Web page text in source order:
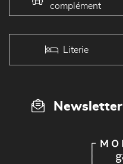
complément
Literie
Newsletter